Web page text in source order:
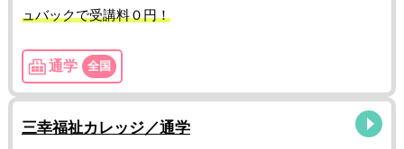
ュバックで受講料０円！
通学 全国
三幸福祉カレッジ／通学